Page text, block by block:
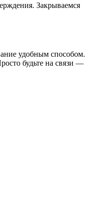
Закрываемся
удобным способом.
будьте на связи —